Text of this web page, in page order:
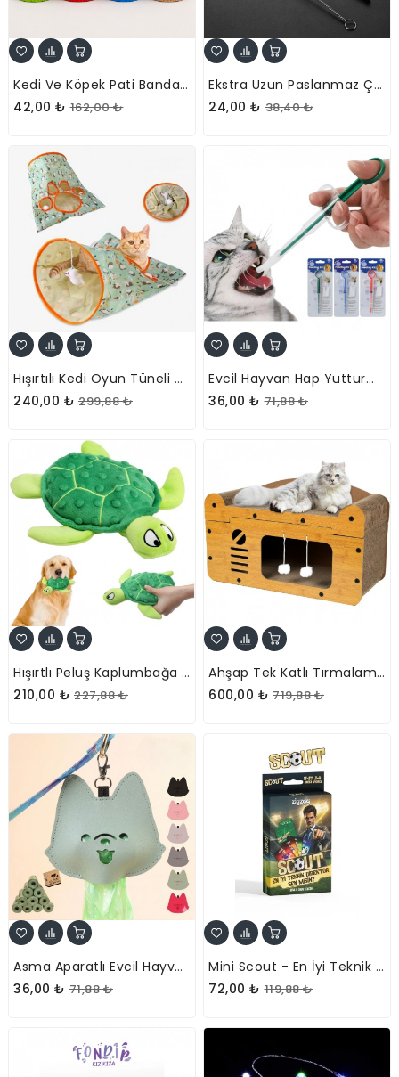
Kedi Ve Köpek Pati Bandajı - Su Geçirmez - Kendinden Yapışkanlı - 6 Renk
42,00 ₺ 162,00 ₺
Ekstra Uzun Paslanmaz Çelik Pipet Seti – 3 Parça (Eğri + Düz + Fırça)
24,00 ₺ 38,40 ₺
Hışırtılı Kedi Oyun Tüneli Çantası
240,00 ₺ 299,88 ₺
Evcil Hayvan Hap Yutturma Aparatı
36,00 ₺ 71,88 ₺
Hışırtlı Peluş Kaplumbağa Evcil Hayvan Oyuncağı
210,00 ₺ 227,88 ₺
Ahşap Tek Katlı Tırmalamalı Evcil Hayvan Oyun Evi
600,00 ₺ 719,88 ₺
Asma Aparatlı Evcil Hayvan Dışkı Poşeti Taşıma Çantası
36,00 ₺ 71,88 ₺
Mini Scout - En İyi Teknik Direktör Sen Misin? Eğlenceli Kart Oyunu
72,00 ₺ 119,88 ₺